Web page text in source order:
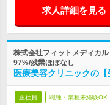
求人詳細を見る
株式会社フィットメディカ
97%/残業ほぼなし
医療美容クリニックの
正社員 職種・業種未経験OK